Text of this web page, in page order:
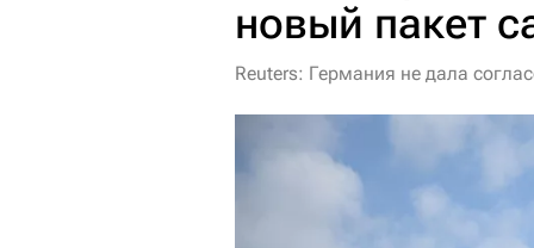
новый пакет
Reuters: Германия не дала